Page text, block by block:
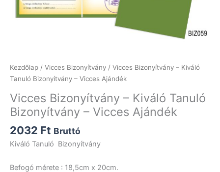
Kezdőlap / Vicces Bizonyítvány / Vicces Bizonyítvány – Kiváló
Tanuló Bizonyítvány – Vicces Ajándék
Vicces Bizonyítvány – Kiváló Tanuló
Bizonyítvány – Vicces Ajándék
2032 Ft Bruttó
Kiváló Tanuló Bizonyítvány
Befogó mérete : 18,5cm x 20cm.